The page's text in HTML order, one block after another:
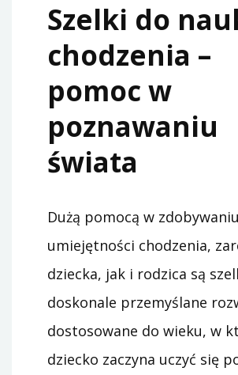
Szelki do
chodzenia –
pomoc w
poznawaniu
świata
Dużą pomocą w zdobywaniu
umiejętności chodzenia,
dziecka, jak i rodzica są
doskonale przemyślane
dostosowane do wieku, w
dziecko zaczyna uczyć się